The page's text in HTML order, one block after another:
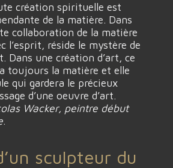
création spirituelle est
de la matière. Dans
collaboration de la matière
l’esprit, réside le mystère de
Dans une création d’art, ce
toujours la matière et elle
qui gardera le précieux
d’une oeuvre d’art.
Wacker, peintre début
.
sculpteur du